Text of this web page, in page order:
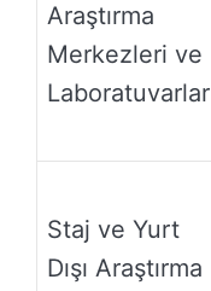
Araştırma
Merkezleri ve
Laboratuvarlar
Staj ve Yurt
Dışı Araştırma